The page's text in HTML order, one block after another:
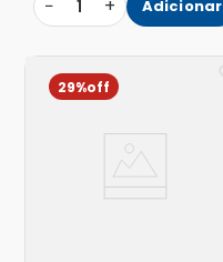
− 1 + Adicionar
29%